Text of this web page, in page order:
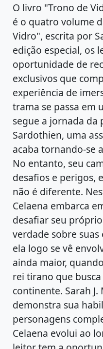
O livro "Trono de
é o quatro volume
Vidro", escrita por
edição especial, os
oportunidade de
exclusivos que
experiência de
trama se passa em
segue a jornada da
Sardothien, uma
acaba tornando-se
No entanto, seu
desafios e perigos,
não é diferente.
Celaena embarca
desafiar seu
verdade sobre
ela logo se vê
ainda maior,
rei tirano que
continente. Sarah
demonstra sua
personagens
Celaena evolui ao